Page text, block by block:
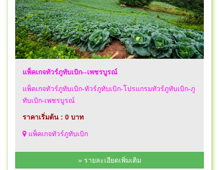
แพ็คเกจทัวร์ภูทับเบิก--เพชรบูรณ์
แพ็คเกจทัวร์ภูทับเบิก-ทัวร์ภูทับเบิก-โปรแกรมทัวร์ภูทับเบิก-ภู
ทับเบิก-เพชรบูรณ์
ราคาเริ่มต้น : 0 บาท
แพ็คเกจทัวร์ภูทับเบิก
» รายละเอียดเพิ่มเติม